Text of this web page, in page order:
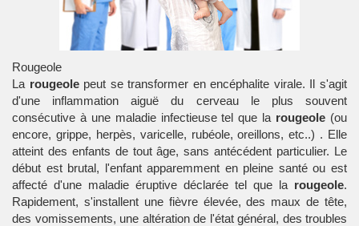
Rougeole
La rougeolepeut se transformer en encéphalite virale. Il s'agit
d'une inflammation aiguë du cerveau le plus souvent
consécutive à une maladie infectieuse tel que la rougeole (ou
encore, grippe, herpès, varicelle, rubéole, oreillons, etc..) . Elle
atteint des enfants de tout âge, sans antécédent particulier. Le
début est brutal, l'enfant apparemment en pleine santé ou est
affecté d'une maladie éruptive déclarée tel que la rougeole.
Rapidement, s'installent une fièvre élevée, des maux de tête,
des vomissements, une altération de l'état général, des troubles